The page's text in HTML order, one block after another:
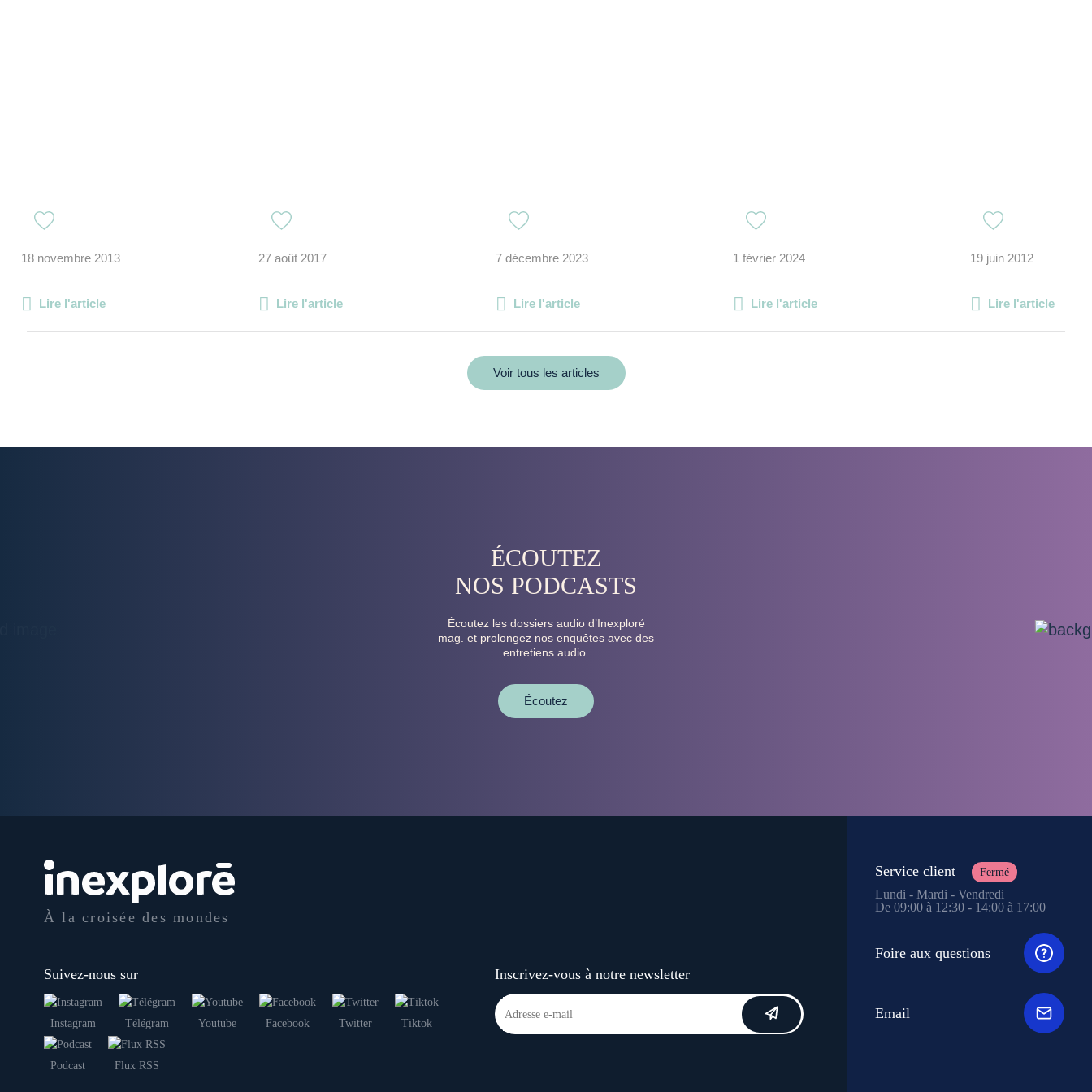
18 novembre 2013
Lire l'article
27 août 2017
Lire l'article
7 décembre 2023
Lire l'article
1 février 2024
Lire l'article
19 juin 2012
Lire l'article
Voir tous les articles
ÉCOUTEZ
NOS PODCASTS
Écoutez les dossiers audio d’Inexploré
mag. et prolongez nos enquêtes avec des
entretiens audio.
Écoutez
À la croisée des mondes
Suivez-nous sur
Instagram Télégram Youtube Facebook Twitter Tiktok
Podcast Flux RSS
Inscrivez-vous à notre newsletter
Service client Fermé
Lundi - Mardi - Vendredi
De 09:00 à 12:30 - 14:00 à 17:00
Foire aux questions
Email